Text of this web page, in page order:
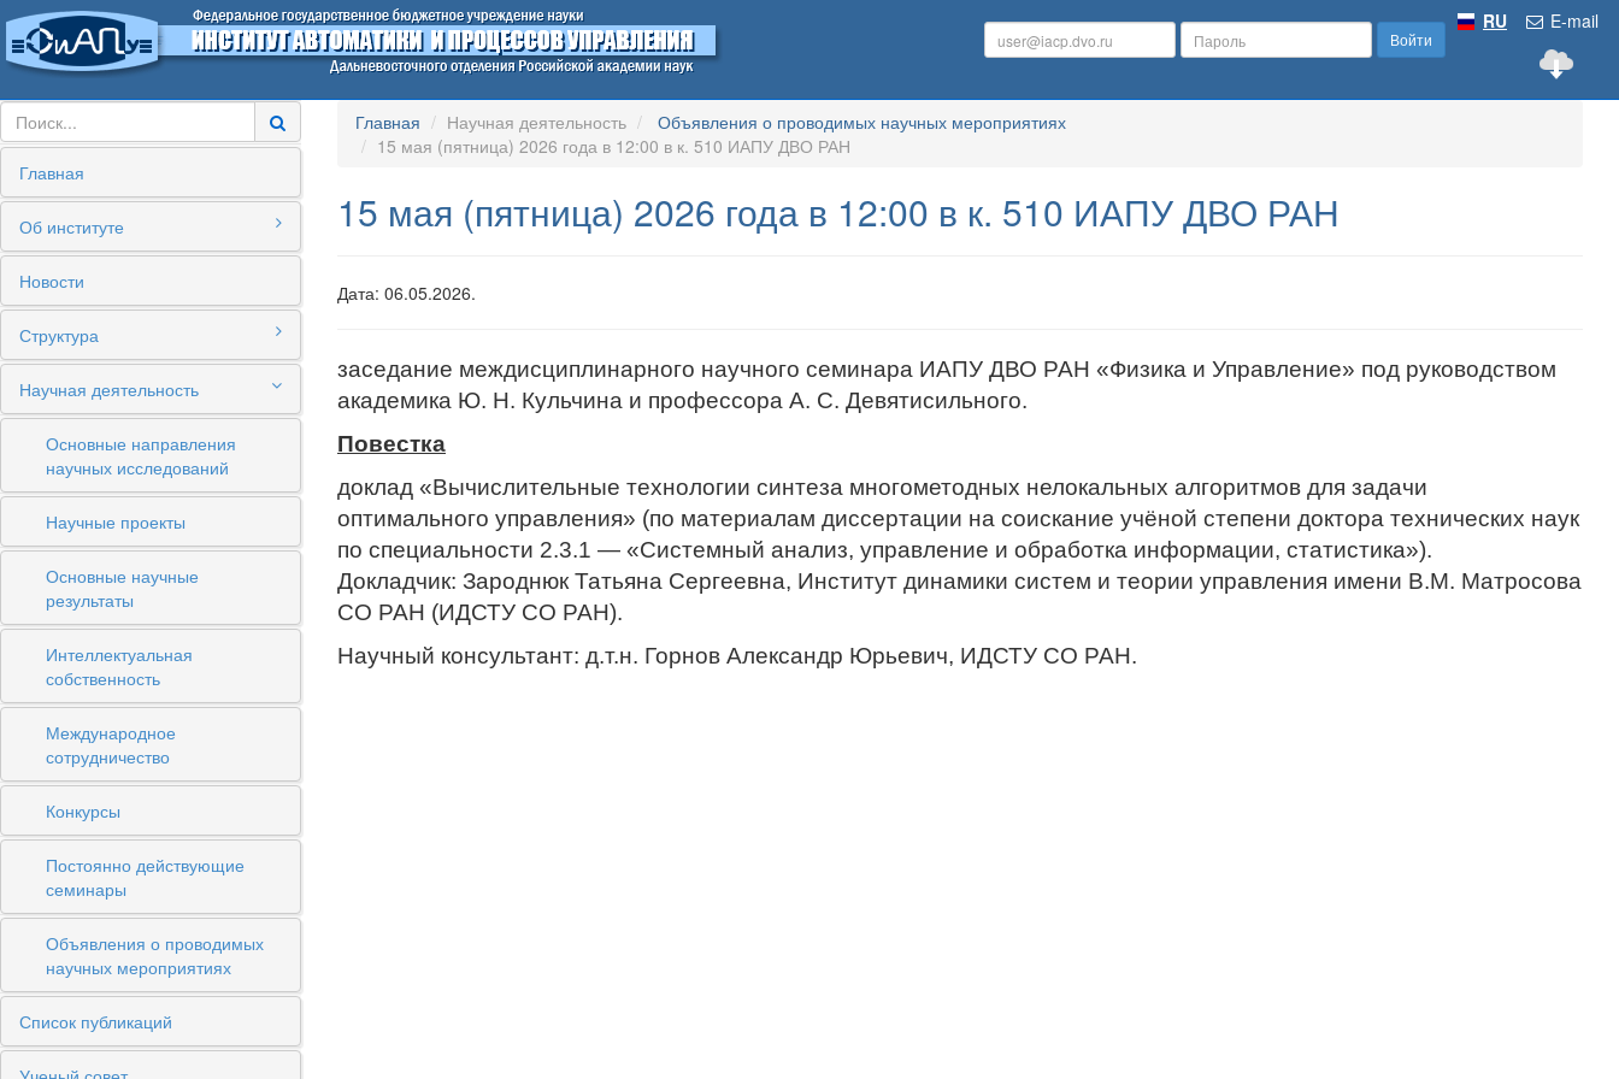
E-mail
RU
Войти
Главная
Об институте
Новости
Структура
Научная деятельность
Основные направления
научных исследований
Научные проекты
Основные научные
результаты
Интеллектуальная
собственность
Международное
сотрудничество
Конкурсы
Постоянно действующие
семинары
Объявления о проводимых
научных мероприятиях
Список публикаций
Главная Научная деятельность
Объявления о проводимых научных мероприятиях
15 мая (пятница) 2026 года в 12:00 в к. 510 ИАПУ ДВО РАН
15 мая (пятница) 2026 года в 12:00 в к. 510 ИАПУ ДВО РАН
Дата: 06.05.2026.
заседание междисциплинарного научного семинара ИАПУ ДВО РАН «Физика и Управление» под руководством
академика Ю. Н. Кульчина и профессора А. С. Девятисильного.
Повестка
доклад «Вычислительные технологии синтеза многометодных нелокальных алгоритмов для задачи
оптимального управления» (по материалам диссертации на соискание учёной степени доктора технических наук
по специальности 2.3.1 — «Системный анализ, управление и обработка информации, статистика»).
Докладчик: Зароднюк Татьяна Сергеевна, Институт динамики систем и теории управления имени В.М. Матросова
СО РАН (ИДСТУ СО РАН).
Научный консультант: д.т.н. Горнов Александр Юрьевич, ИДСТУ СО РАН.